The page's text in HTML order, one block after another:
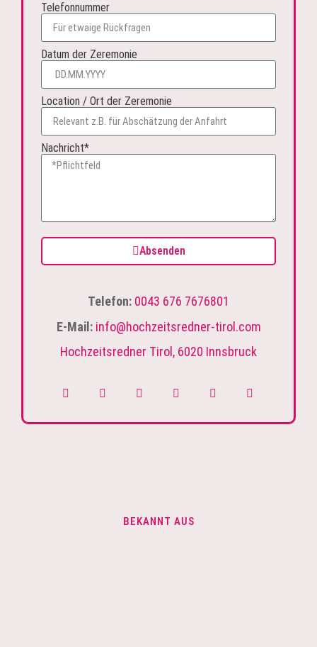
Telefonnummer
Datum der Zeremonie
Location / Ort der Zeremonie
Nachricht*
Absenden
Telefon: 0043 676 7676801
E-Mail: info@hochzeitsredner-tirol.com
Hochzeitsredner Tirol, 6020 Innsbruck
BEKANNT AUS